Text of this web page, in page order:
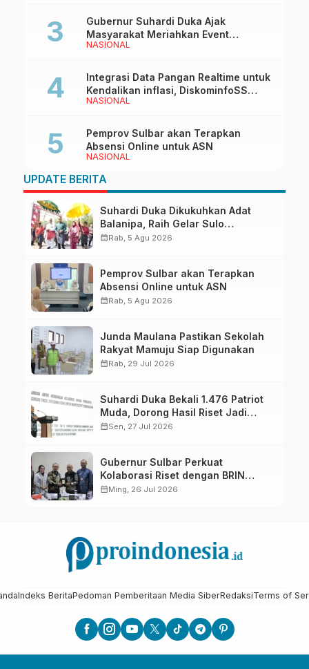
NASIONAL
Gubernur Suhardi Duka Ajak
Masyarakat Meriahkan Event
Manakarra Fair 2026
NASIONAL
Integrasi Data Pangan Realtime untuk
Kendalikan inflasi, DiskominfoSS
Sulbar Kembangkan Sistem SAPEDA
NASIONAL
Pemprov Sulbar akan Terapkan
Absensi Online untuk ASN
UPDATE BERITA
Suhardi Duka Dikukuhkan Adat
Balanipa, Raih Gelar Sulo
Tappidena
calendar_monthRab, 5 Agu 2026
Pemprov Sulbar akan Terapkan
Absensi Online untuk ASN
calendar_monthRab, 5 Agu 2026
Junda Maulana Pastikan Sekolah
Rakyat Mamuju Siap Digunakan
calendar_monthRab, 29 Jul 2026
Suhardi Duka Bekali 1.476 Patriot
Muda, Dorong Hasil Riset Jadi
Dasar Kebijakan Transmigrasi
calendar_monthSen, 27 Jul 2026
Gubernur Sulbar Perkuat
Kolaborasi Riset dengan BRIN
untuk Mendukung Pembangunan
calendar_monthMing, 26 Jul 2026
Indeks BeritaPedoman Pemberitaan Media SiberRedaksiTerms of